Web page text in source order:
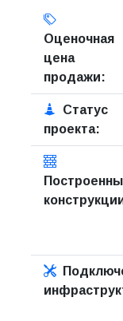
Оценочная
цена
продажи:
Статус
проекта: